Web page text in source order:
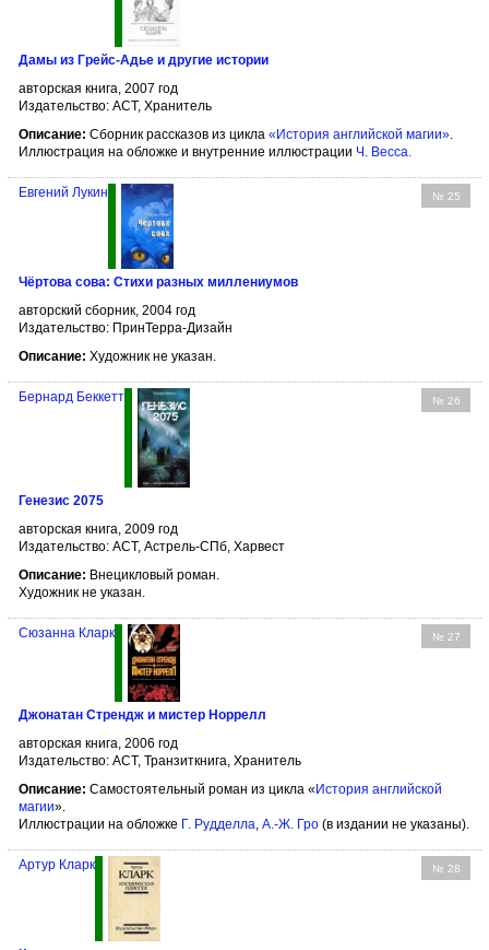
Дамы из Грейс-Адье и другие истории
авторская книга, 2007 год
Издательство: АСТ, Хранитель
Описание: Сборник рассказов из цикла «История английской магии».
Иллюстрация на обложке и внутренние иллюстрации Ч. Весса.
№ 25
Евгений Лукин
Чёртова сова: Стихи разных миллениумов
авторский сборник, 2004 год
Издательство: ПринТерра-Дизайн
Описание: Художник не указан.
№ 26
Бернард Беккетт
Генезис 2075
авторская книга, 2009 год
Издательство: АСТ, Астрель-СПб, Харвест
Описание: Внецикловый роман.
Художник не указан.
№ 27
Сюзанна Кларк
Джонатан Стрендж и мистер Норрелл
авторская книга, 2006 год
Издательство: АСТ, Транзиткнига, Хранитель
Описание: Cамостоятельный роман из цикла « История английской
магии».
Иллюстрации на обложке Г. Рудделла, А.-Ж. Гро (в издании не указаны).
№ 28
Артур Кларк